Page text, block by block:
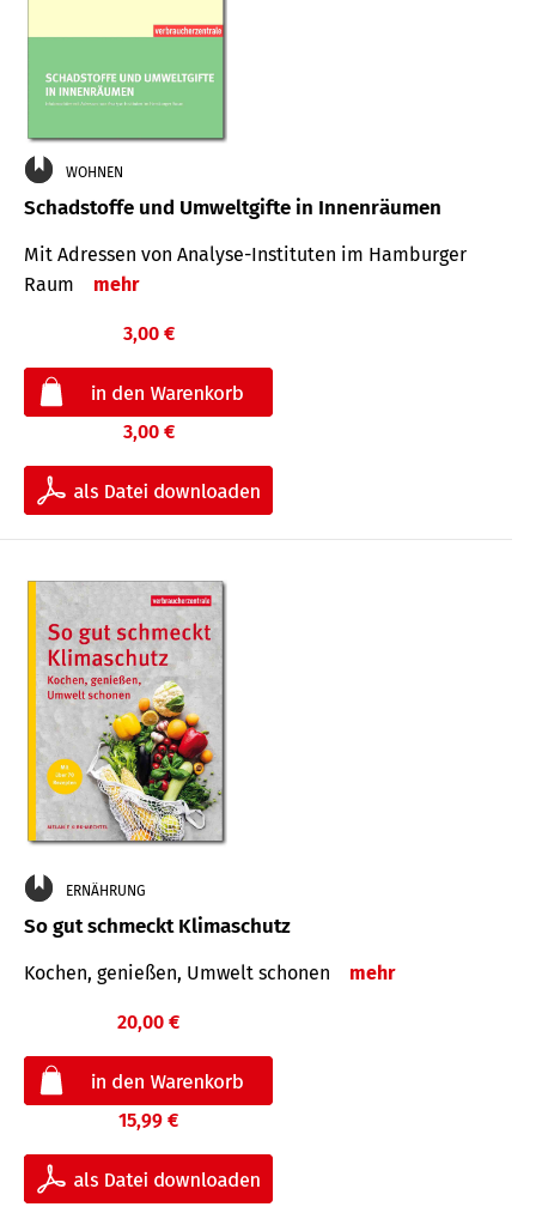
WOHNEN
Schadstoffe und Umweltgifte in Innenräumen
Mit Adressen von Analyse-Insti­tuten im Hamburger
Raum
mehr
3,00 €
3,00 €
ERNÄHRUNG
So gut schmeckt Klimaschutz
Kochen, genießen, Umwelt schonen mehr
20,00 €
15,99 €